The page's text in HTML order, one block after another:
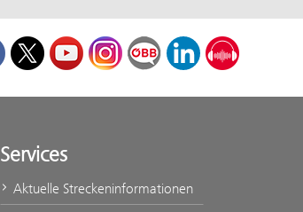
FacebookTwitterYoutubeInstagramÖBB Corporate Blog
LinkedInPodcast
Services
Aktuelle Streckeninformationen